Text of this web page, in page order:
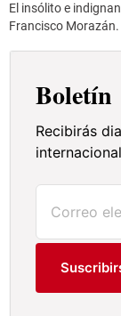
El insólito e
Francisco Morazán.
Boletín
Recibirás